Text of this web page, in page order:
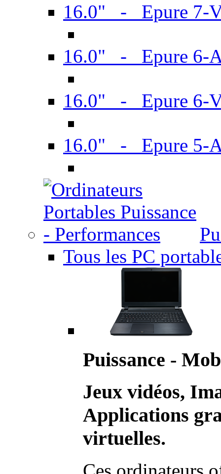
16.0" - Epure 7-
16.0" - Epure 6-
16.0" - Epure 6-
16.0" - Epure 5-
Tous les PC
Puissance -
Jeux vidéos,
Applications
virtuelles.